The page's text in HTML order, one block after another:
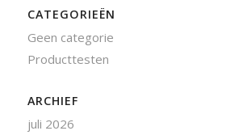
CATEGORIEËN
Geen categorie
Producttesten
ARCHIEF
juli 2026